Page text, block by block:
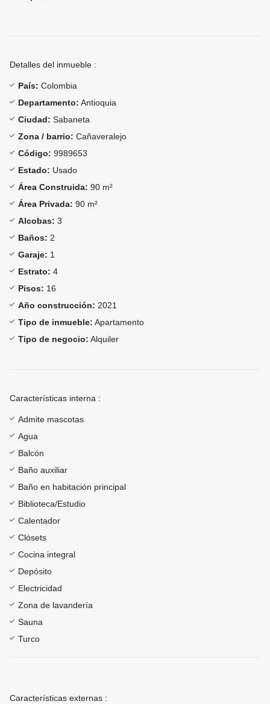
Detalles del inmueble :
País: Colombia
Departamento: Antioquia
Ciudad: Sabaneta
Zona / barrio: Cañaveralejo
Código: 9989653
Estado: Usado
Área Construida: 90 m²
Área Privada: 90 m²
Alcobas: 3
Baños: 2
Garaje: 1
Estrato: 4
Pisos: 16
Año construcción: 2021
Tipo de inmueble: Apartamento
Tipo de negocio: Alquiler
Características interna :
Admite mascotas
Agua
Balcón
Baño auxiliar
Baño en habitación principal
Biblioteca/Estudio
Calentador
Clósets
Cocina integral
Depósito
Electricidad
Zona de lavandería
Sauna
Turco
Características externas :